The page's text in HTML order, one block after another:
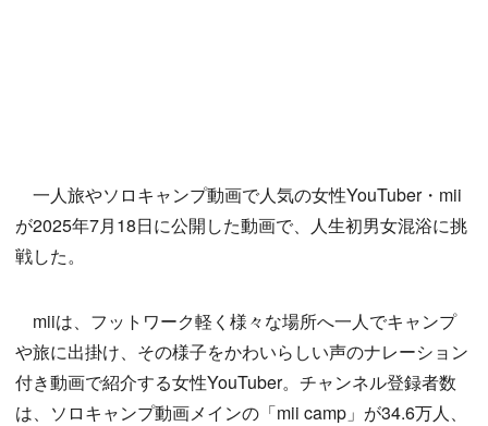
一人旅やソロキャンプ動画で人気の女性YouTuber・mii
が2025年7月18日に公開した動画で、人生初男女混浴に挑
戦した。
miiは、フットワーク軽く様々な場所へ一人でキャンプ
や旅に出掛け、その様子をかわいらしい声のナレーション
付き動画で紹介する女性YouTuber。チャンネル登録者数
は、ソロキャンプ動画メインの「mii camp」が34.6万人、